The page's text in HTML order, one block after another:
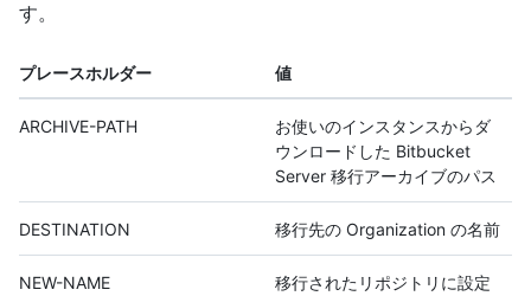
す。
プレースホルダー 値
ARCHIVE-PATH
お使いのインスタンスからダ
ウンロードした Bitbucket
Server 移行アーカイブのパス
DESTINATION 移行先の Organization の名前
NEW-NAME
移行されたリポジトリに設定